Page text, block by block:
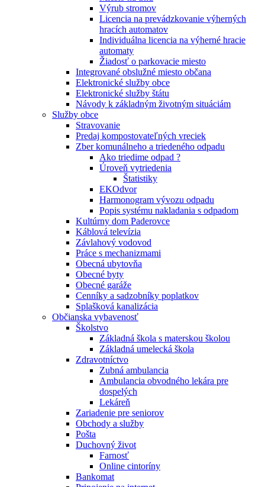
Výrub stromov
Licencia na prevádzkovanie výherných
hracích automatov
Individuálna licencia na výherné hracie
automaty
Žiadosť o parkovacie miesto
Integrované obslužné miesto občana
Elektronické služby obce
Elektronické služby štátu
Návody k základným životným situáciám
Služby obce
Stravovanie
Predaj kompostovateľných vreciek
Zber komunálneho a triedeného odpadu
Ako triedime odpad ?
Úroveň vytriedenia
Štatistiky
EKOdvor
Harmonogram vývozu odpadu
Popis systému nakladania s odpadom
Kultúrny dom Paderovce
Káblová televízia
Závlahový vodovod
Práce s mechanizmami
Obecná ubytovňa
Obecné byty
Obecné garáže
Cenníky a sadzobníky poplatkov
Splašková kanalizácia
Občianska vybavenosť
Školstvo
Základná škola s materskou školou
Základná umelecká škola
Zdravotníctvo
Zubná ambulancia
Ambulancia obvodného lekára pre
dospelých
Lekáreň
Zariadenie pre seniorov
Obchody a služby
Pošta
Duchovný život
Farnosť
Online cintoríny
Bankomat